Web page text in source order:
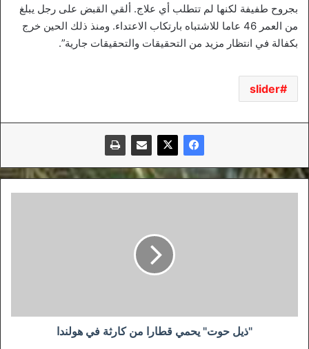
بجروح طفيفة لكنها لم تتطلب أي علاج. ألقي القبض على رجل يبلغ
من العمر 46 عاما للاشتباه بارتكاب الاعتداء. ومنذ ذلك الحين خرج
بكفالة في انتظار مزيد من التحقيقات والتحقيقات جارية”.
slider
"ذيل حوت" يحمي قطارا من كارثة في هولندا